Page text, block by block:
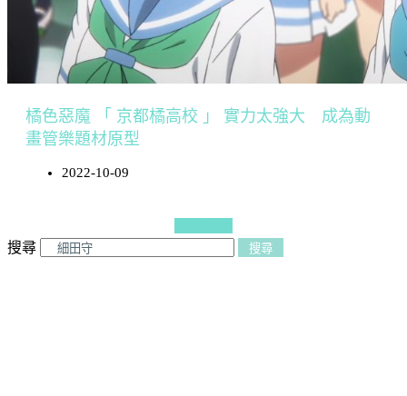
橘色惡魔 「 京都橘高校 」 實力太強大 成為動
畫管樂題材原型
2022-10-09
搜尋
搜尋